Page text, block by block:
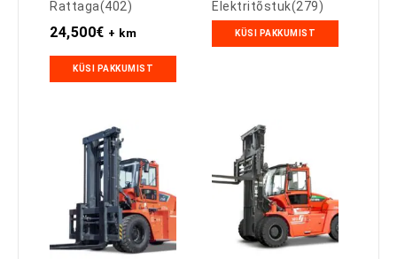
Rattaga(402)
24,500€ + km
KÜSI PAKKUMIST
Elektritõstuk(279)
KÜSI PAKKUMIST